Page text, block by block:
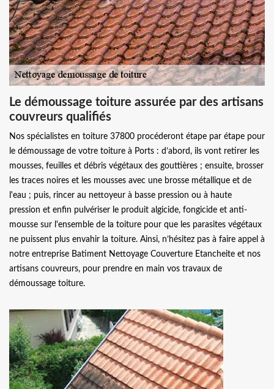
Le démoussage toiture assurée par des artisans
couvreurs qualifiés
Nos spécialistes en toiture 37800 procéderont étape par étape pour
le démoussage de votre toiture à Ports : d’abord, ils vont retirer les
mousses, feuilles et débris végétaux des gouttières ; ensuite, brosser
les traces noires et les mousses avec une brosse métallique et de
l'eau ; puis, rincer au nettoyeur à basse pression ou à haute
pression et enfin pulvériser le produit algicide, fongicide et anti-
mousse sur l'ensemble de la toiture pour que les parasites végétaux
ne puissent plus envahir la toiture. Ainsi, n’hésitez pas à faire appel à
notre entreprise Batiment Nettoyage Couverture Etancheite et nos
artisans couvreurs, pour prendre en main vos travaux de
démoussage toiture.